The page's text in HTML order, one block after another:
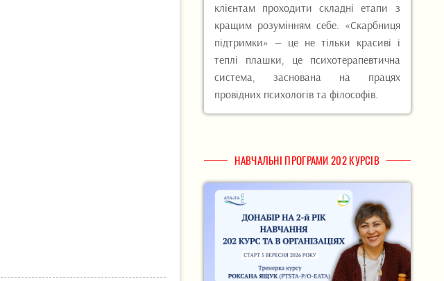
клієнтам проходити складні етапи з
кращим розумінням себе. «Скарбниця
підтримки» — це не тільки красиві і
теплі плашки, це психотерапевтична
система, заснована на працях
провідних психологів та філософів.
НАВЧАЛЬНІ ПРОГРАМИ 202 КУРСІВ